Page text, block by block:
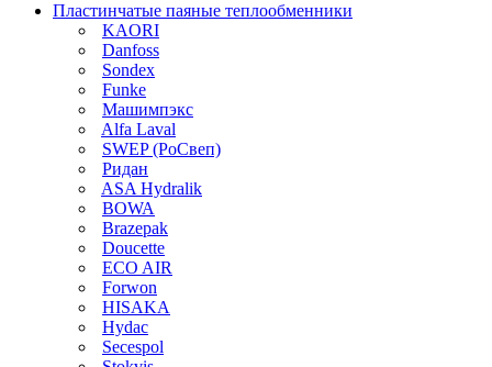
Пластинчатые паяные теплообменники
KAORI
Danfoss
Sondex
Funke
Машимпэкс
Alfa Laval
SWEP (РоСвеп)
Ридан
ASA Hydralik
BOWA
Brazepak
Doucette
ECO AIR
Forwon
HISAKA
Hydac
Secespol